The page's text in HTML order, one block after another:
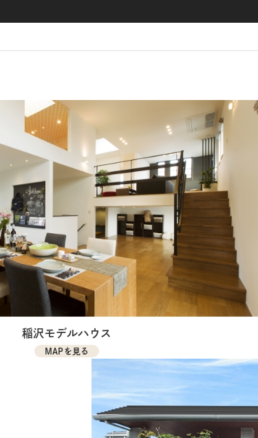
稲沢モデルハウス
MAPを見る